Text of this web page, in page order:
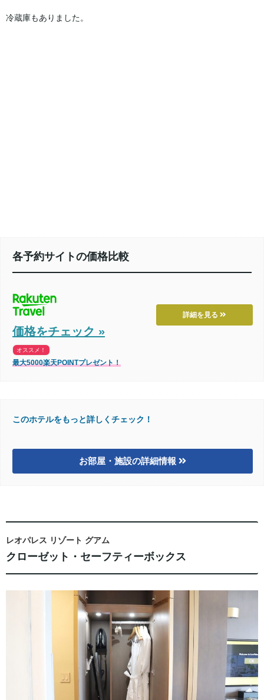
冷蔵庫もありました。
各予約サイトの価格比較
詳細を見る
価格をチェック »
オススメ！
最大5000楽天POINTプレゼント！
このホテルをもっと詳しくチェック！
お部屋・施設の詳細情報
レオパレス リゾート グアム
クローゼット・セーフティーボックス